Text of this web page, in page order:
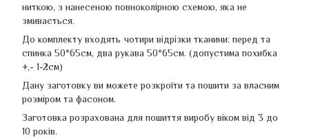
ниткою, з нанесеною повноколірною схемою, яка не
змивається.
До комплекту входять чотири відрізки тканини: перед та
спинка 50*65см, два рукава 50*65см. (допустима похибка
+,- 1-2см)
Дану заготовку ви можете розкроїти та пошити за власним
розміром та фасоном.
Заготовка розрахована для пошиття виробу віком від 3 до
10 років.